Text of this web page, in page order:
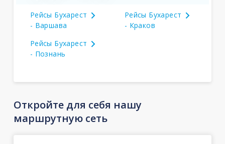
Рейсы Бухарест
- Варшава
Рейсы Бухарест
- Краков
Рейсы Бухарест
- Познань
Откройте для себя нашу
маршрутную сеть